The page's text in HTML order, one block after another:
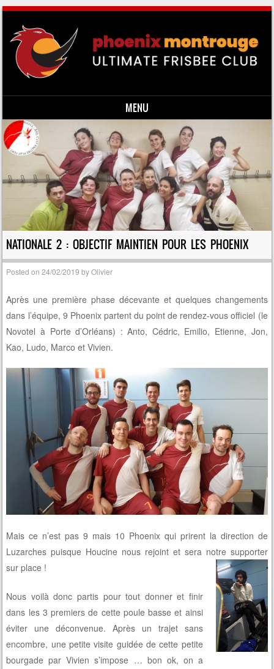
MENU
Skip to content
NATIONALE 2 : OBJECTIF MAINTIEN POUR LES PHOENIX
Posted on24/02/2019 byOlivier
Après une première phase décevante et quelques changements
dans l’équipe, 9 Phoenix partent du point de rendez-vous officiel (le
Novotel à Porte d’Orléans) : Anto, Cédric, Emilio, Etienne, Jon,
Kao, Ludo, Marco et Vivien.
Mais ce n’est pas 9 mais 10 Phoenix qui prirent la direction de
Luzarches puisque Houcine nous rejoint et sera notre supporter
sur place !
Nous voilà donc partis pour tout donner et finir
dans les 3 premiers de cette poule basse et ainsi
éviter une déconvenue. Après un trajet sans
encombre, une petite visite guidée de cette petite
bourgade par Vivien s’impose … bon ok, on a